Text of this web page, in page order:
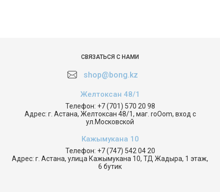
СВЯЗАТЬСЯ С НАМИ
shop@bong.kz
Желтоксан 48/1
Телефон: +7 (701) 570 20 98
Адрес: г. Астана, Желтоксан 48/1, маг. roOom, вход с
ул.Московской
Кажымукана 10
Телефон: +7 (747) 542 04 20
Адрес: г. Астана, улица Кажымукана 10, ТД Жадыра, 1 этаж,
6 бутик